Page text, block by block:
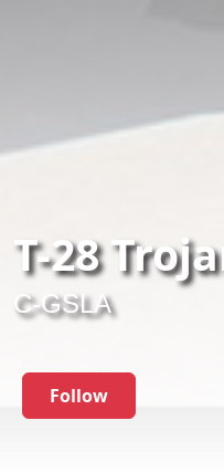
T-28
C-GSLA
Follow